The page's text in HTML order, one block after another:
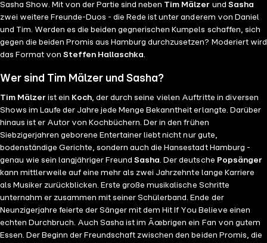
Sasha Show. Mit von der Partie sind neben Tim Mälzer und Sasha
zwei weitere Freunde-Duos - die Rede ist unter anderem von Daniel
und Tim. Werden es die beiden gegnerischen Kumpels schaffen, sich
gegen die beiden Promis aus Hamburg durchzusetzen? Moderiert wird
das Format vonSteffen Hallaschka.
Wer sind Tim Mälzer und Sasha?
Tim Mälzer ist ein Koch, der durch seine vielen Auftritte in diversen
Shows im Laufe der Jahre jede Menge Bekanntheit erlangte. Darüber
hinaus ist er Autor von Kochbüchern. Der in den frühen
Siebzigerjahren geborene Entertainer liebt nicht nur gute,
bodenständige Gerichte, sondern auch die Hansestadt Hamburg -
genau wie sein langjähriger FreundSasha. Der deutsche Popsänger
kann mittlerweile auf eine mehr als zwei Jahrzehnte lange Karriere
als Musiker zurückblicken. Erste große musikalische Schritte
unternahm er zusammen mit seiner Schülerband. Ende der
Neunzigerjahre feierte der Sänger mit dem Hit If You Believe einen
echten Durchbruch. Auch Sasha ist im Ãœbrigen ein Fan von gutem
Essen. Der Beginn der Freundschaft zwischen den beiden Promis, die